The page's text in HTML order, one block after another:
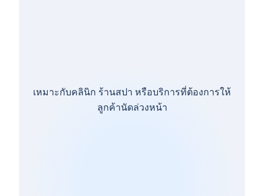
เหมาะกับคลินิก ร้านสปา หรือบริการที่ต้องการให้
ลูกค้านัดล่วงหน้า